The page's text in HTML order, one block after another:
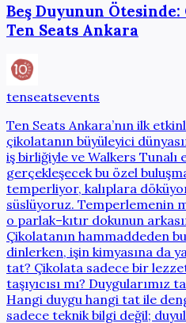
Beş Duyunun
Ten Seats Ankara
tenseatsevents
Ten Seats Ankara’nın ilk
çikolatanın büyüleyici
iş birliğiyle ve Walkers Tunalı
gerçekleşecek bu özel
temperliyor, kalıplara
süslüyoruz. Temperlemenin
o parlak–kıtır dokunun
Çikolatanın hammaddeden
dinlerken, işin kimyasına da
tat? Çikolata sadece bir
taşıyıcısı mı? Duygularımız
Hangi duygu hangi tat ile
sadece teknik bilgi değil;